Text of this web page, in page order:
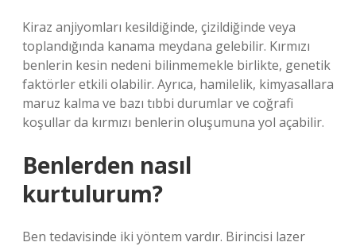
Kiraz anjiyomları kesildiğinde, çizildiğinde veya
toplandığında kanama meydana gelebilir. Kırmızı
benlerin kesin nedeni bilinmemekle birlikte, genetik
faktörler etkili olabilir. Ayrıca, hamilelik, kimyasallara
maruz kalma ve bazı tıbbi durumlar ve coğrafi
koşullar da kırmızı benlerin oluşumuna yol açabilir.
Benlerden nasıl
kurtulurum?
Ben tedavisinde iki yöntem vardır. Birincisi lazer